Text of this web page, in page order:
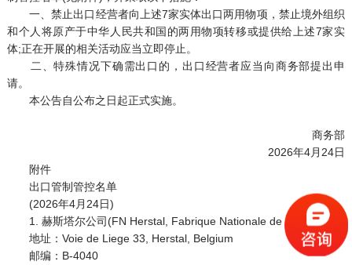
一、禁止出口经营者向上述7家实体出口两用物项，禁止境外组织
和个人将原产于中华人民共和国的两用物项转移或提供给上述7家实
体;正在开展的相关活动应当立即停止。
二、特殊情况下确需出口的，出口经营者应当向商务部提出申
请。
本公告自公布之日起正式实施。
商务部
2026年4月24日
附件
出口管制管控名单
(2026年4月24日)
1. 赫斯塔尔公司(FN Herstal, Fabrique Nationale de Herstal)
地址：Voie de Liege 33, Herstal, Belgium
邮编：B-4040